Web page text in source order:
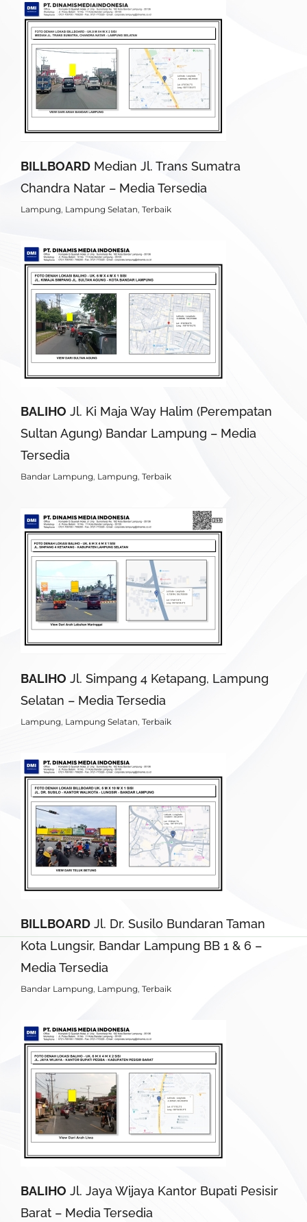
BILLBOARD Median Jl. Trans Sumatra
Chandra Natar – Media Tersedia
Lampung Lampung Selatan Terbaik
BALIHO Jl. Ki Maja Way Halim (Perempatan
Sultan Agung) Bandar Lampung – Media
Tersedia
Bandar Lampung Lampung Terbaik
BALIHO Jl. Simpang 4 Ketapang, Lampung
Selatan – Media Tersedia
Lampung Lampung Selatan Terbaik
BILLBOARD Jl. Dr. Susilo Bundaran Taman
Kota Lungsir, Bandar Lampung BB 1 & 6 –
Media Tersedia
Bandar Lampung Lampung Terbaik
BALIHO Jl. Jaya Wijaya Kantor Bupati Pesisir
Barat – Media Tersedia